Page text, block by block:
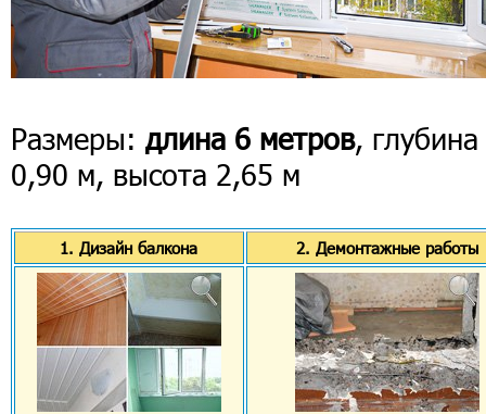
Размеры: длина 6 метров, глубина
0,90 м, высота 2,65 м
1. Дизайн балкона 2. Демонтажные работы